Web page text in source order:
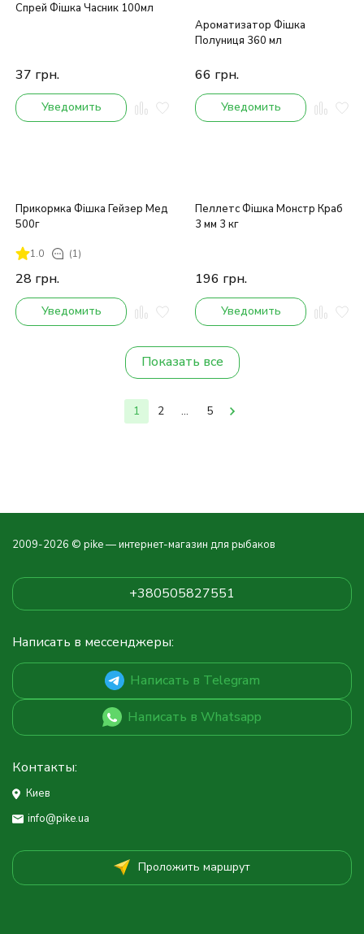
Спрей Фішка Часник 100мл
37 грн.
Уведомить
Ароматизатор Фішка
Полуниця 360 мл
66 грн.
Уведомить
Прикормка Фішка Гейзер Мед
500г
1.0 (1)
28 грн.
Уведомить
Пеллетс Фішка Монстр Краб
3 мм 3 кг
196 грн.
Уведомить
Показать все
1 2 ... 5
2009-2026 © pike — интернет-магазин для рыбаков
+380505827551
Написать в мессенджеры:
Написать в Telegram
Написать в Whatsapp
Контакты:
Киев
info@pike.ua
Проложить маршрут